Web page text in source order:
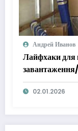
Андрей Иванов
Лайфхаки для
02.01.2026